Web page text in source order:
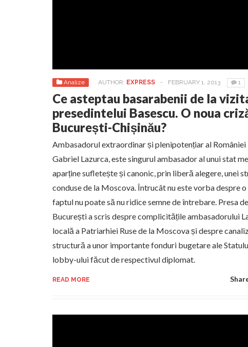
Analize AUTHOR: EXPRESS - FEBRUARY 1, 2013 1
Ce asteptau basarabenii de la
presedintelui Basescu. O noua
București-Chișinău?
Ambasadorul extraordinar și plenipotențiar al României
Gabriel Lazurca, este singurul ambasador al unui stat
aparține sufletește și canonic, prin liberă alegere, unei
conduse de la Moscova. Întrucât nu este vorba despre
faptul nu poate să nu ridice semne de întrebare. Presa
București a scris despre complicitățile ambasadorului
locală a Patriarhiei Ruse de la Moscova și despre
structură a unor importante fonduri bugetare ale
lobby-ului făcut de respectivul diplomat.
READ MORE